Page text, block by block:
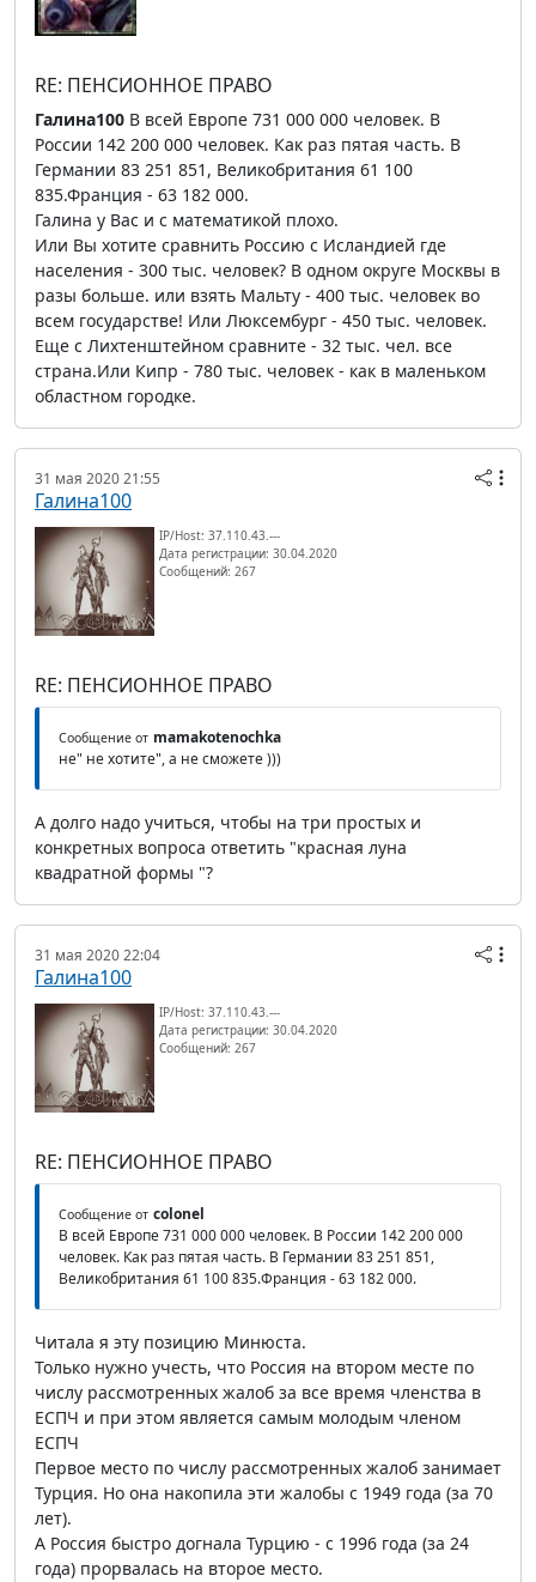
RE: ПЕНСИОННОЕ ПРАВО
Галина100 В всей Европе 731 000 000 человек. В
России 142 200 000 человек. Как раз пятая часть. В
Германии 83 251 851, Великобритания 61 100
835.Франция - 63 182 000.
Галина у Вас и с математикой плохо.
Или Вы хотите сравнить Россию с Исландией где
населения - 300 тыс. человек? В одном округе Москвы в
разы больше. или взять Мальту - 400 тыс. человек во
всем государстве! Или Люксембург - 450 тыс. человек.
Еще с Лихтенштейном сравните - 32 тыс. чел. все
страна.Или Кипр - 780 тыс. человек - как в маленьком
областном городке.
31 мая 2020 21:55
Галина100
IP/Host: 37.110.43.---
Дата регистрации: 30.04.2020
Сообщений: 267
RE: ПЕНСИОННОЕ ПРАВО
Сообщение от mamakotenochka
не" не хотите", а не сможете )))
А долго надо учиться, чтобы на три простых и
конкретных вопроса ответить "красная луна
квадратной формы "?
31 мая 2020 22:04
Галина100
IP/Host: 37.110.43.---
Дата регистрации: 30.04.2020
Сообщений: 267
RE: ПЕНСИОННОЕ ПРАВО
Сообщение от colonel
В всей Европе 731 000 000 человек. В России 142 200 000
человек. Как раз пятая часть. В Германии 83 251 851,
Великобритания 61 100 835.Франция - 63 182 000.
Читала я эту позицию Минюста.
Только нужно учесть, что Россия на втором месте по
числу рассмотренных жалоб за все время членства в
ЕСПЧ и при этом является самым молодым членом
ЕСПЧ
Первое место по числу рассмотренных жалоб занимает
Турция. Но она накопила эти жалобы с 1949 года (за 70
лет).
А Россия быстро догнала Турцию - с 1996 года (за 24
года) прорвалась на второе место.